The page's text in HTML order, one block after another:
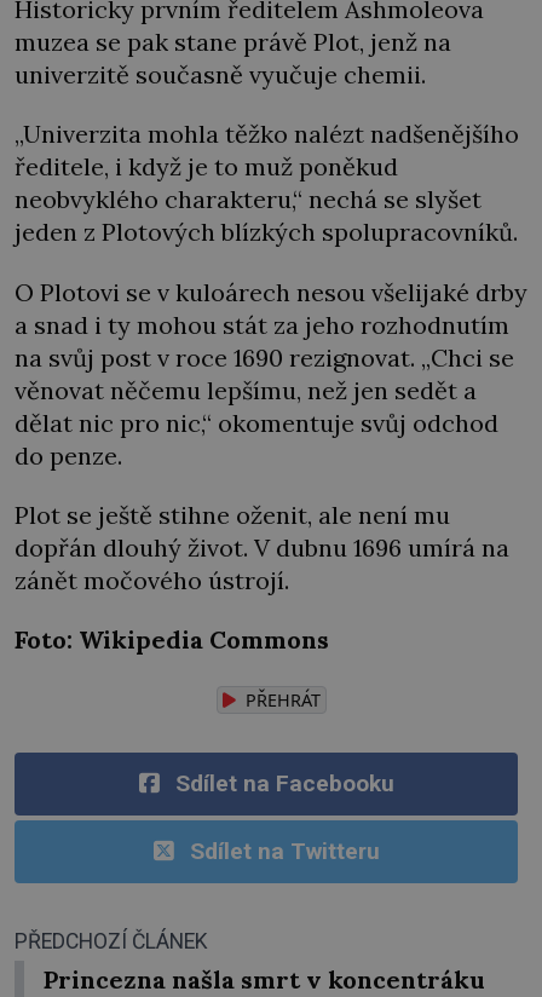
Historicky prvním ředitelem Ashmoleova
muzea se pak stane právě Plot, jenž na
univerzitě současně vyučuje chemii.
„Univerzita mohla těžko nalézt nadšenějšího
ředitele, i když je to muž poněkud
neobvyklého charakteru,“ nechá se slyšet
jeden z Plotových blízkých spolupracovníků.
O Plotovi se v kuloárech nesou všelijaké drby
a snad i ty mohou stát za jeho rozhodnutím
na svůj post v roce 1690 rezignovat. „Chci se
věnovat něčemu lepšímu, než jen sedět a
dělat nic pro nic,“ okomentuje svůj odchod
do penze.
Plot se ještě stihne oženit, ale není mu
dopřán dlouhý život. V dubnu 1696 umírá na
zánět močového ústrojí.
Foto: Wikipedia Commons
PŘEHRÁT
Sdílet na Facebooku
Sdílet na Twitteru
PŘEDCHOZÍ ČLÁNEK
Princezna našla smrt v koncentráku